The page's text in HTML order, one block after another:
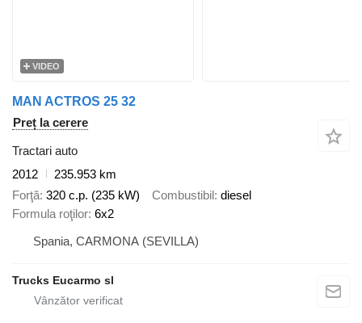
VIDEO
MAN ACTROS 25 32
Preț la cerere
Tractari auto
2012
235.953 km
Forţă 320 c.p. (235 kW) Combustibil diesel
Formula roţilor 6x2
Spania, CARMONA (SEVILLA)
Trucks Eucarmo sl